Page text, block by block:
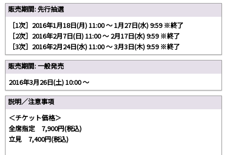
販売期間: 先行抽選
［1次］2016年1月18日(月) 11:00 ～ 1月27日(水) 9:59 ※終了
［2次］2016年2月7日(日) 11:00 ～ 2月17日(水) 9:59 ※終了
［3次］2016年2月24日(水) 11:00 ～ 3月3日(木) 9:59 ※終了
販売期間: 一般発売
2016年3月26日(土) 10:00 ～
説明／注意事項
＜チケット価格＞
全席指定 7,900円(税込)
立見 7,400円(税込)